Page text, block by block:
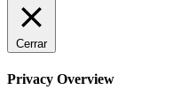
Cerrar
Privacy Overview